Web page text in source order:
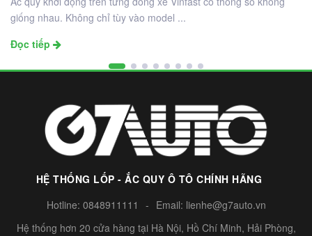
giống nhau. Không chỉ tùy vào model ...
Đọc tiếp
HỆ THỐNG LỐP - ẮC QUY Ô TÔ CHÍNH HÃNG
Hotline: 0848911111 - Email: lienhe@g7auto.vn
Hệ thống hơn 20 cửa hàng tại Hà Nội, Hồ Chí Minh, Hải Phòng,